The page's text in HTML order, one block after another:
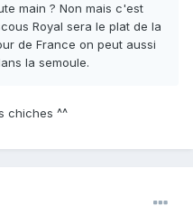
main ? Non mais c'est
Royal sera le plat de la
de France on peut aussi
la semoule.
chiches ^^